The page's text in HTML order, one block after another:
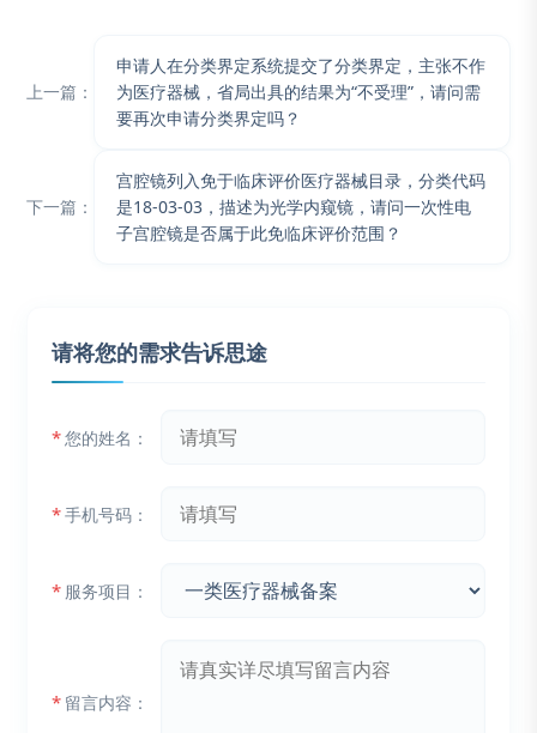
上一篇：
申请人在分类界定系统提交了分类界定，主张不作
为医疗器械，省局出具的结果为“不受理”，请问需
要再次申请分类界定吗？
下一篇：
宫腔镜列入免于临床评价医疗器械目录，分类代码
是18-03-03，描述为光学内窥镜，请问一次性电
子宫腔镜是否属于此免临床评价范围？
请将您的需求告诉思途
*您的姓名：
*手机号码：
* 服务项目：
* 留言内容：